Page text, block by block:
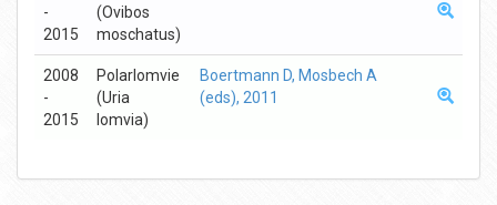
-
2015
(Ovibos
moschatus)
2008
-
2015
Polarlomvie
(Uria
lomvia)
Boertmann D, Mosbech A
(eds), 2011